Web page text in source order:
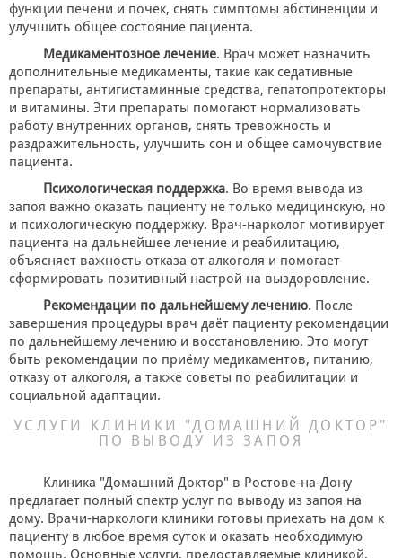
функции печени и почек, снять симптомы абстиненции и
улучшить общее состояние пациента.
Медикаментозное лечение. Врач может назначить
дополнительные медикаменты, такие как седативные
препараты, антигистаминные средства, гепатопротекторы
и витамины. Эти препараты помогают нормализовать
работу внутренних органов, снять тревожность и
раздражительность, улучшить сон и общее самочувствие
пациента.
Психологическая поддержка. Во время вывода из
запоя важно оказать пациенту не только медицинскую, но
и психологическую поддержку. Врач-нарколог мотивирует
пациента на дальнейшее лечение и реабилитацию,
объясняет важность отказа от алкоголя и помогает
сформировать позитивный настрой на выздоровление.
Рекомендации по дальнейшему лечению. После
завершения процедуры врач даёт пациенту рекомендации
по дальнейшему лечению и восстановлению. Это могут
быть рекомендации по приёму медикаментов, питанию,
отказу от алкоголя, а также советы по реабилитации и
социальной адаптации.
УСЛУГИ КЛИНИКИ "ДОМАШНИЙ ДОКТОР"
ПО ВЫВОДУ ИЗ ЗАПОЯ
Клиника "Домашний Доктор" в Ростове-на-Дону
предлагает полный спектр услуг по выводу из запоя на
дому. Врачи-наркологи клиники готовы приехать на дом к
пациенту в любое время суток и оказать необходимую
помощь. Основные услуги, предоставляемые клиникой,